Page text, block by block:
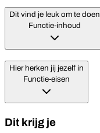
Dit vind je leuk om te doen
Functie-inhoud
Hier herken jij jezelf in
Functie-eisen
Dit krijg je